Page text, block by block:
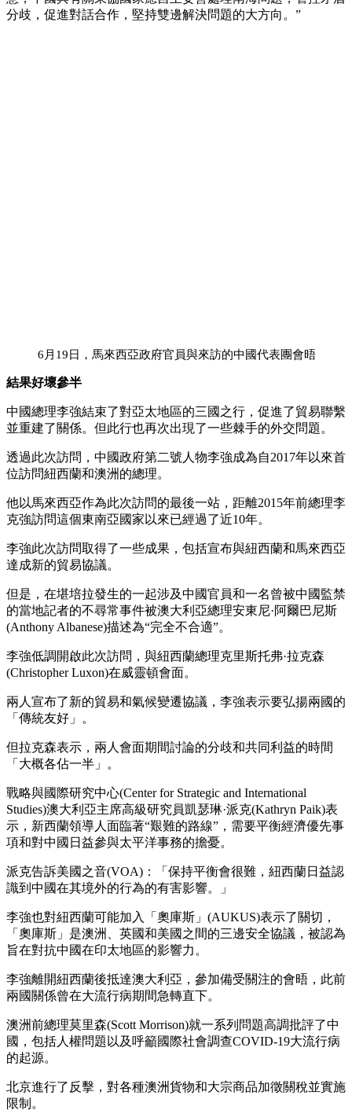
分歧，促進對話合作，堅持雙邊解決問題的大方向。”
6月19日，馬來西亞政府官員與來訪的中國代表團會晤
結果好壞參半
中國總理李強結束了對亞太地區的三國之行，促進了貿易聯繫
並重建了關係。但此行也再次出現了一些棘手的外交問題。
透過此次訪問，中國政府第二號人物李強成為自2017年以來首
位訪問紐西蘭和澳洲的總理。
他以馬來西亞作為此次訪問的最後一站，距離2015年前總理李
克強訪問這個東南亞國家以來已經過了近10年。
李強此次訪問取得了一些成果，包括宣布與紐西蘭和馬來西亞
達成新的貿易協議。
但是，在堪培拉發生的一起涉及中國官員和一名曾被中國監禁
的當地記者的不尋常事件被澳大利亞總理安東尼·阿爾巴尼斯
(Anthony Albanese)描述為“完全不合適”。
李強低調開啟此次訪問，與紐西蘭總理克里斯托弗·拉克森
(Christopher Luxon)在威靈頓會面。
兩人宣布了新的貿易和氣候變遷協議，李強表示要弘揚兩國的
「傳統友好」。
但拉克森表示，兩人會面期間討論的分歧和共同利益的時間
「大概各佔一半」。
戰略與國際研究中心(Center for Strategic and International
Studies)澳大利亞主席高級研究員凱瑟琳·派克(Kathryn Paik)表
示，新西蘭領導人面臨著“艱難的路線”，需要平衡經濟優先事
項和對中國日益參與太平洋事務的擔憂。
派克告訴美國之音(VOA)：「保持平衡會很難，紐西蘭日益認
識到中國在其境外的行為的有害影響。」
李強也對紐西蘭可能加入「奧庫斯」(AUKUS)表示了關切，
「奧庫斯」是澳洲、英國和美國之間的三邊安全協議，被認為
旨在對抗中國在印太地區的影響力。
李強離開紐西蘭後抵達澳大利亞，參加備受關注的會晤，此前
兩國關係曾在大流行病期間急轉直下。
澳洲前總理莫里森(Scott Morrison)就一系列問題高調批評了中
國，包括人權問題以及呼籲國際社會調查COVID-19大流行病
的起源。
北京進行了反擊，對各種澳洲貨物和大宗商品加徵關稅並實施
限制。